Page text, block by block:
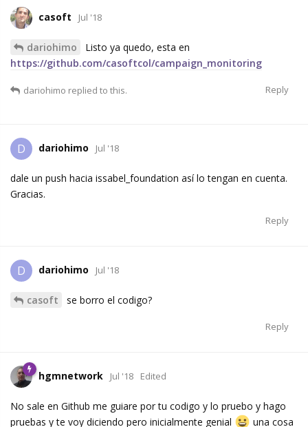
casoft Jul '18
dariohimo
Listo ya quedo, esta en
https://github.com/casoftcol/campaign_monitoring
Reply
dariohimo replied to this.
D dariohimo Jul '18
dale un push hacia issabel_foundation así lo tengan en cuenta.
Gracias.
Reply
D dariohimo Jul '18
casoft se borro el codigo?
Reply
hgmnetwork Jul '18 Edited
No sale en Github me guiare por tu codigo y lo pruebo y hago
pruebas y te voy diciendo pero inicialmente genial
una cosa